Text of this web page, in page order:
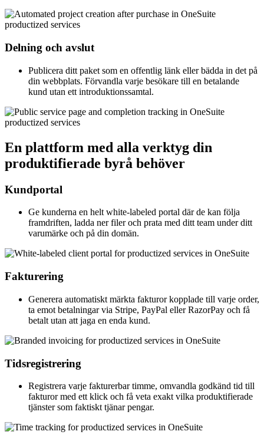
Delning och avslut
Publicera ditt paket som en offentlig länk eller bädda in det på
din webbplats. Förvandla varje besökare till en betalande
kund utan ett introduktionssamtal.
En plattform med alla verktyg din
produktifierade byrå behöver
Kundportal
Ge kunderna en helt white-labeled portal där de kan följa
framdriften, ladda ner filer och prata med ditt team under ditt
varumärke och på din domän.
Fakturering
Generera automatiskt märkta fakturor kopplade till varje order,
ta emot betalningar via Stripe, PayPal eller RazorPay och få
betalt utan att jaga en enda kund.
Tidsregistrering
Registrera varje fakturerbar timme, omvandla godkänd tid till
fakturor med ett klick och få veta exakt vilka produktifierade
tjänster som faktiskt tjänar pengar.